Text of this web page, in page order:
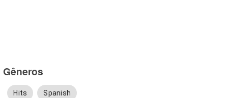
Gêneros
Hits Spanish